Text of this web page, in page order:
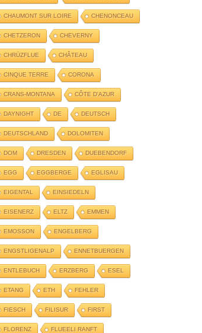
CHAUMONT SUR LOIRE CHENONCEAU
CHETZERON CHEVERNY
CHRÜZFLUE CHÂTEAU
CINQUE TERRE CORONA
CRANS-MONTANA CÔTE D'AZUR
DAYNIGHT DE DEUTSCH
DEUTSCHLAND DOLOMITEN
DOM DRESDEN DUEBENDORF
EGG EGGBERGE EGLISAU
EIGENTAL EINSIEDELN
EISENERZ ELTZ EMMEN
EMOSSON ENGELBERG
ENGSTLIGENALP ENNETBUERGEN
ENTLEBUCH ERZBERG ESEL
ETANG ETH FEHLER
FIESCH FILISUR FIRST
FLORENZ FLUEELI RANFT